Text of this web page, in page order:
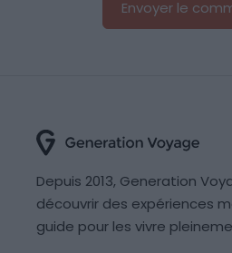
Depuis 2013, Generation
découvrir des expériences
guide pour les vivre